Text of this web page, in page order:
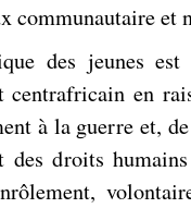
communautaire et
des jeunes
centrafricain en
à la guerre et,
des droits